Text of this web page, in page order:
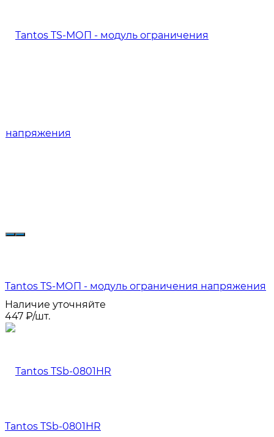
Tantos TS-МОП - модуль ограничения напряжения
Наличие уточняйте
447 ₽/шт.
Tantos TSb-0801HR